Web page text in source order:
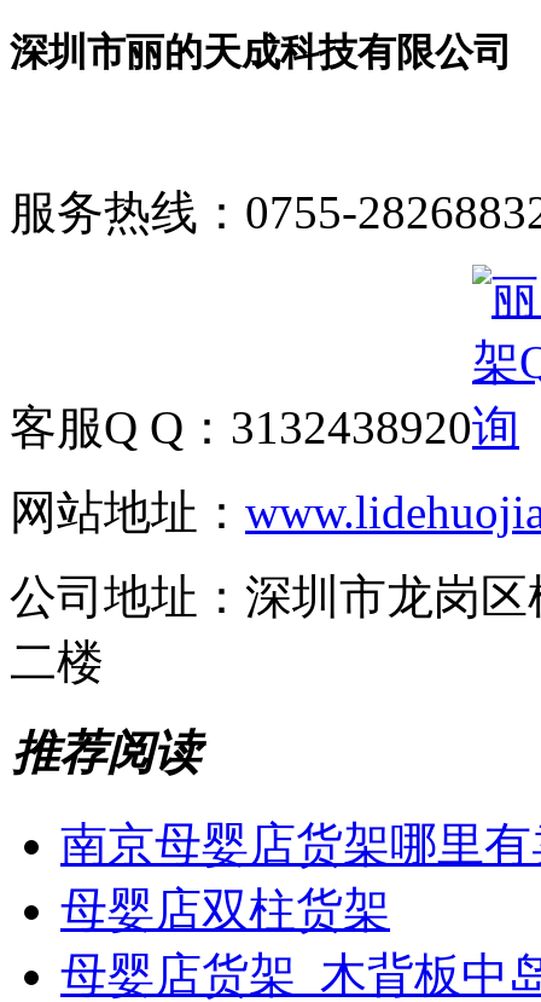
深圳市丽的天成科技有限公司
服务热线： 0755-
客服Q Q： 3132438920
网站地址：
公司地址： 深圳市龙岗
二楼
推荐阅读
南京母婴店货架哪里
母婴店双柱货架
母婴店货架_木背板中